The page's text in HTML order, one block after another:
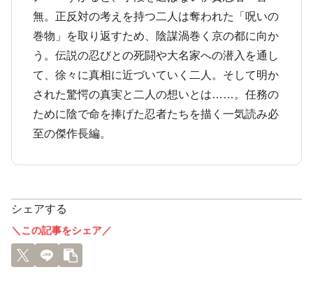
無。正反対の考えを持つ二人は奪われた「呪いの
巻物」を取り返すため、陰謀渦巻く京の都に向か
う。伝説の忍びとの死闘や大名家への潜入を通し
て、徐々に真相に近づいていく二人。そして明か
された驚愕の真実と二人の想いとは……。任務の
ために陰で命を捧げた忍者たちを描く一気読み必
至の傑作長編。
シェアする
＼この記事をシェア／